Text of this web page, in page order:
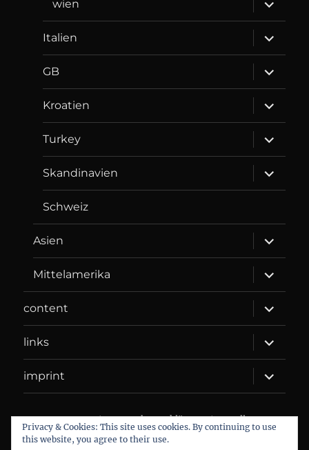
wien
child
menu
Italien
expand
child
menu
GB
expand
child
menu
Kroatien
expand
child
menu
Turkey
expand
child
menu
Skandinavien
expand
child
menu
Schweiz
Asien
expand
child
menu
Mittelamerika
expand
child
menu
content
expand
child
menu
links
expand
child
menu
imprint
expand
child
menu
DANIEL WEBER Datenschutzerklärung
Proudly
powered by WordPress
Privacy & Cookies: This site uses cookies. By continuing to use
this website, you agree to their use.